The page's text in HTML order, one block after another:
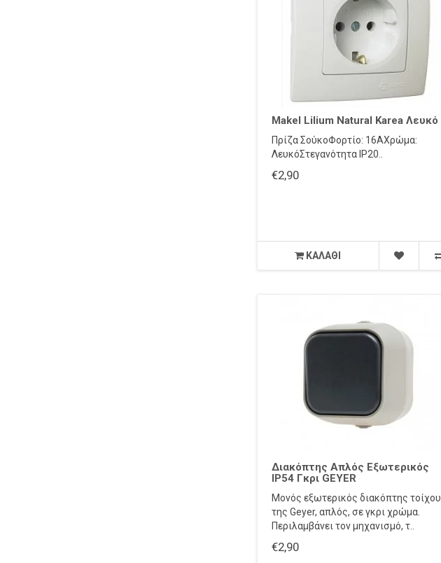
Makel Lilium Natural Karea Λευκό
Πρίζα ΣούκοΦορτίο: 16AΧρώμα:
ΛευκόΣτεγανότητα IP20..
€2,90
ΚΑΛΆΘΙ
Διακόπτης Απλός Εξωτερικός
IP54 Γκρι GEYER
Μονός εξωτερικός διακόπτης τοίχου
της Geyer, απλός, σε γκρι χρώμα.
Περιλαμβάνει τον μηχανισμό, τ..
€2,90